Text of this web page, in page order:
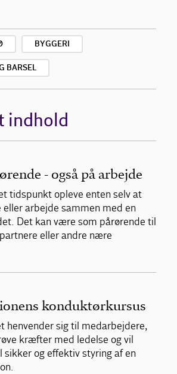
BYGGERI
BARSEL
indhold
- også på arbejde
tidspunkt opleve enten selv at
arbejde sammen med en
Det kan være som pårørende til
eller andre nære
konduktørkursus
henvender sig til medarbejdere,
kræfter med ledelse og vil
sikker og effektiv styring af en